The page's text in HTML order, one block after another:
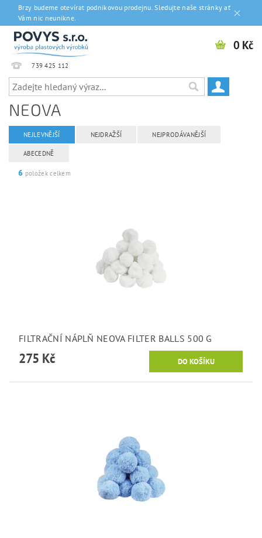
Brzy budeme otevírat podnikovou prodejnu. Sledujte naše stránky ať
Vám nic neunikne.
739 425 112
0 Kč
NEOVA
NEJLEVNĚJŠÍ NEJDRAŽŠÍ NEJPRODÁVANĚJŠÍ
ABECEDNĚ
6 položek celkem
FILTRAČNÍ NÁPLŇ NEOVA FILTER BALLS 500 G
275 Kč